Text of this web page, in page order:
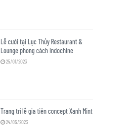
Lễ cưới tại Lục Thủy Restaurant &
Lounge phong cách Indochine
25/01/2023
Trang trí lễ gia tiên concept Xanh Mint
24/05/2023